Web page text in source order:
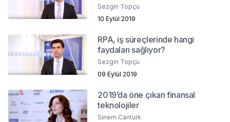
Sezgin Topçu
10 Eylül 2019
RPA, iş süreçlerinde hangi
faydaları sağlıyor?
Sezgin Topçu
09 Eylül 2019
2019’da öne çıkan finansal
teknolojiler
Sinem Cantürk